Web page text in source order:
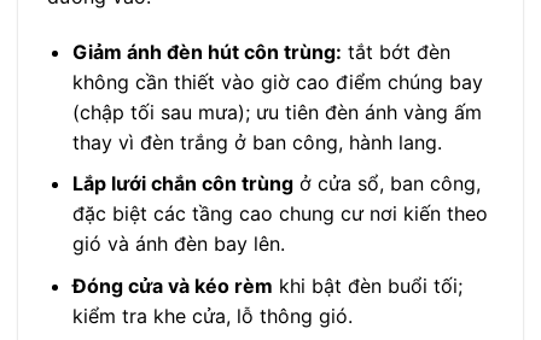
Giảm ánh đèn hút côn trùng: tắt bớt đèn
không cần thiết vào giờ cao điểm chúng bay
(chập tối sau mưa); ưu tiên đèn ánh vàng ấm
thay vì đèn trắng ở ban công, hành lang.
Lắp lưới chắn côn trùngở cửa sổ, ban công,
đặc biệt các tầng cao chung cư nơi kiến theo
gió và ánh đèn bay lên.
Đóng cửa và kéo rèm khi bật đèn buổi tối;
kiểm tra khe cửa, lỗ thông gió.